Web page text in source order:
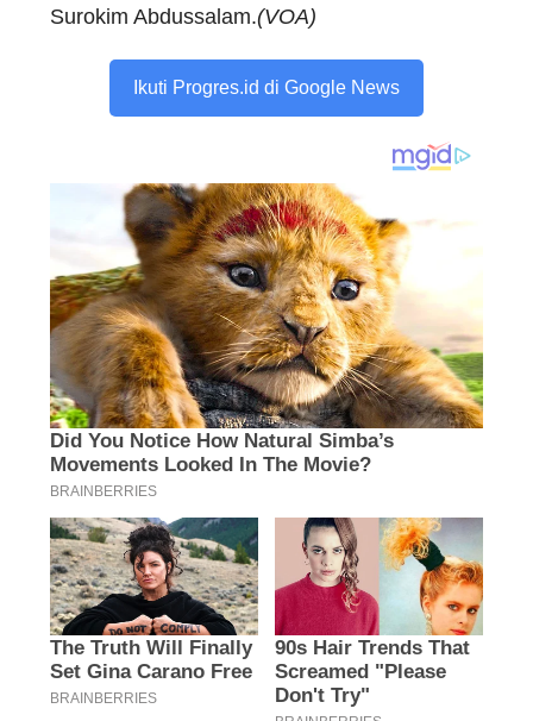
Surokim Abdussalam.(VOA)
Ikuti Progres.id di Google News